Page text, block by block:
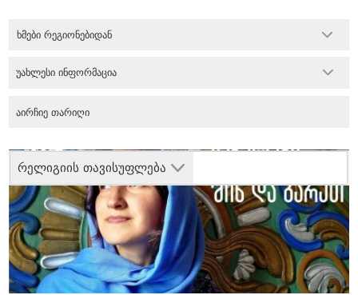
ხმები რეგიონებიდან
რელიგიის თავისუფლება
უახლესი ინფორმაცია